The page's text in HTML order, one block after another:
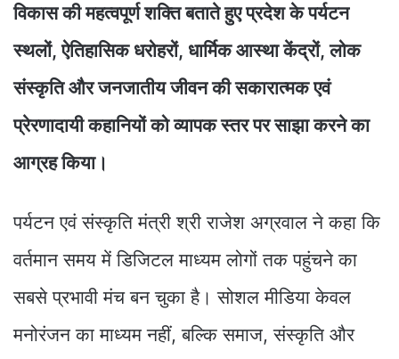
विकास की महत्वपूर्ण शक्ति बताते हुए प्रदेश के पर्यटन
स्थलों, ऐतिहासिक धरोहरों, धार्मिक आस्था केंद्रों, लोक
संस्कृति और जनजातीय जीवन की सकारात्मक एवं
प्रेरणादायी कहानियों को व्यापक स्तर पर साझा करने का
आग्रह किया।
पर्यटन एवं संस्कृति मंत्री श्री राजेश अग्रवाल ने कहा कि
वर्तमान समय में डिजिटल माध्यम लोगों तक पहुंचने का
सबसे प्रभावी मंच बन चुका है। सोशल मीडिया केवल
मनोरंजन का माध्यम नहीं, बल्कि समाज, संस्कृति और